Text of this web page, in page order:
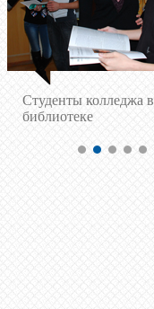
Cтуденты колледжа в
библиотеке